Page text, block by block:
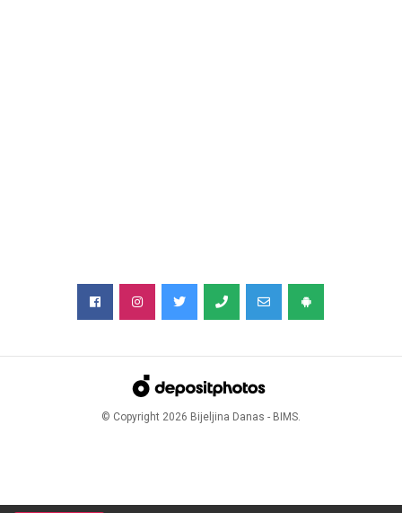
© Copyright 2026 Bijeljina Danas - BIMS.